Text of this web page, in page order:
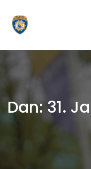
Dan:31.